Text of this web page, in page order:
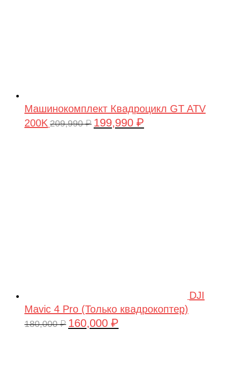
Машинокомплект Квадроцикл GT ATV
200K 209,990₽ Первоначальная
199,990 ₽
DJI
Mavic 4 Pro (Только квадрокоптер)
180,000₽ Первоначальная
160,000 ₽